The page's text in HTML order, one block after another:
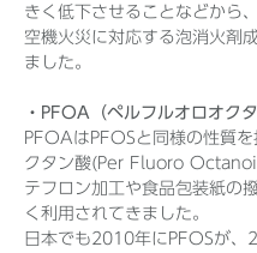
きく低下させることなどから
空機火災に対応する泡消火剤
ました。
・PFOA（ペルフルオロオク
PFOAはPFOSと同様の性質
クタン酸(Per Fluoro
テフロン加工や食品包装紙の
く利用されてきました。
日本でも2010年にPFOSが